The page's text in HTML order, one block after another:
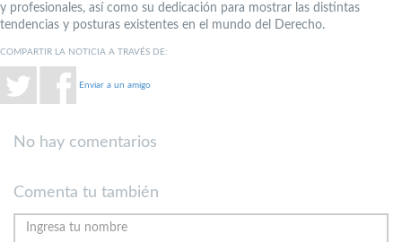
y profesionales, así como su dedicación para mostrar las distintas
tendencias y posturas existentes en el mundo del Derecho.
COMPARTIR LA NOTICIA A TRAVÉS DE:
Enviar a un amigo
No hay comentarios
Comenta tu también